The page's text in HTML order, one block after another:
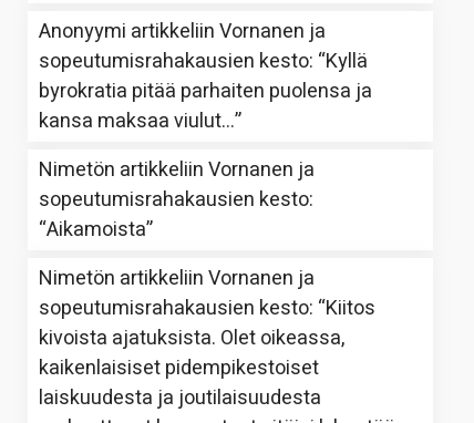
Anonyymi artikkeliinVornanen ja
sopeutumisrahakausien kesto: “Kyllä
byrokratia pitää parhaiten puolensa ja
kansa maksaa viulut…”
Nimetön artikkeliinVornanen ja
sopeutumisrahakausien kesto:
“Aikamoista”
Nimetön artikkeliinVornanen ja
sopeutumisrahakausien kesto: “Kiitos
kivoista ajatuksista. Olet oikeassa,
kaikenlaisiset pidempikestoiset
laiskuudesta ja joutilaisuudesta